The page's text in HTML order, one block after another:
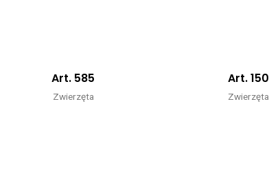
Art. 585
Zwierzęta
Art. 150
Zwierzęta